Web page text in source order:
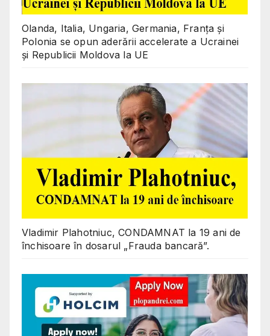
Olanda, Italia, Ungaria, Germania, Franța și
Polonia se opun aderării accelerate a Ucrainei
și Republicii Moldova la UE
Vladimir Plahotniuc, CONDAMNAT la 19 ani de
închisoare în dosarul „Frauda bancară”.